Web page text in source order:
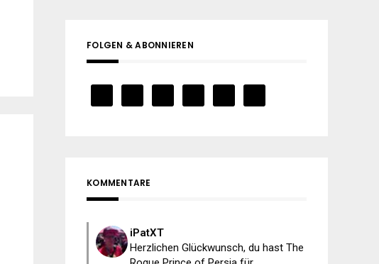
FOLGEN & ABONNIEREN
KOMMENTARE
iPatXT
Herzlichen Glückwunsch, du hast The